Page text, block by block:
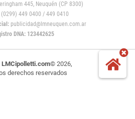
445, Neuquén (CP 8300)
(0299) 449 0400 / 449 0410
publicidad@lmneuquen.com.ar
DNA: 123442625
LMCipolletti.com© 2026,
derechos reservados